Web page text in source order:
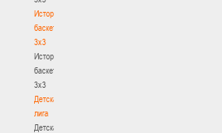
История
баскетбола
3х3
История
баскетбола
3х3
Детская
лига
Детская